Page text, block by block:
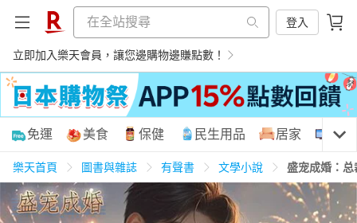
登入
立即加入樂天會員，讓您邊購物邊賺點數！
購物網分類
天天免運 美食蛋糕 養生保健 民生用品
免運 美食 保健 民生用品 居家 3C
樂天首頁 圖書與雜誌 有聲書 文學小說 盛宠成婚：